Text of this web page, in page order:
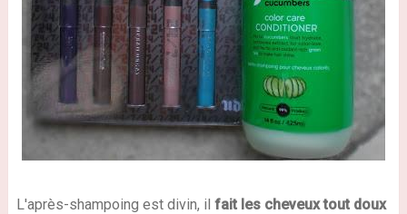
L'après-shampoing est divin, il fait les cheveuxtout doux